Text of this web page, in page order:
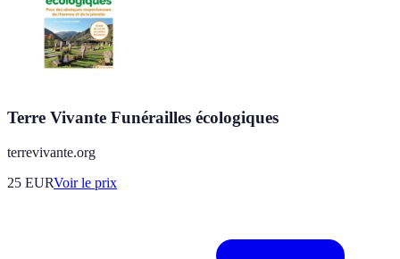
Terre Vivante Funérailles écologiques
terrevivante.org
25 EURVoir le prix